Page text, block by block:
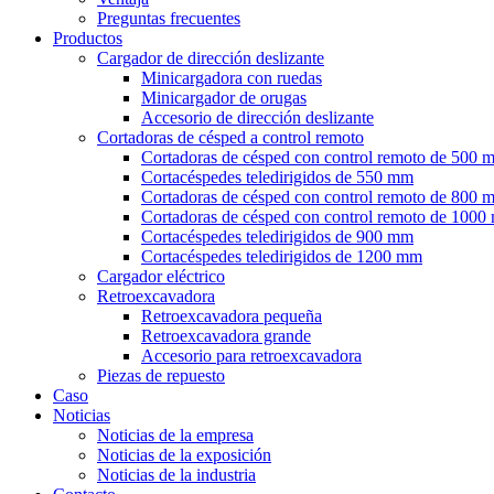
Preguntas frecuentes
Productos
Cargador de dirección deslizante
Minicargadora con ruedas
Minicargador de orugas
Accesorio de dirección deslizante
Cortadoras de césped a control remoto
Cortadoras de césped con control remoto de 500
Cortacéspedes teledirigidos de 550 mm
Cortadoras de césped con control remoto de 800
Cortadoras de césped con control remoto de 1000
Cortacéspedes teledirigidos de 900 mm
Cortacéspedes teledirigidos de 1200 mm
Cargador eléctrico
Retroexcavadora
Retroexcavadora pequeña
Retroexcavadora grande
Accesorio para retroexcavadora
Piezas de repuesto
Caso
Noticias
Noticias de la empresa
Noticias de la exposición
Noticias de la industria